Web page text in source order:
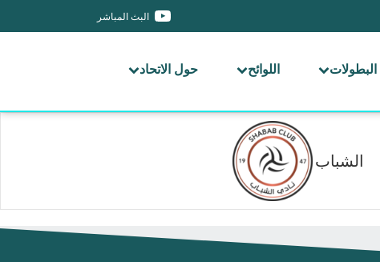
البث المباشر
البطولات اللوائح حول الاتحاد
الشباب